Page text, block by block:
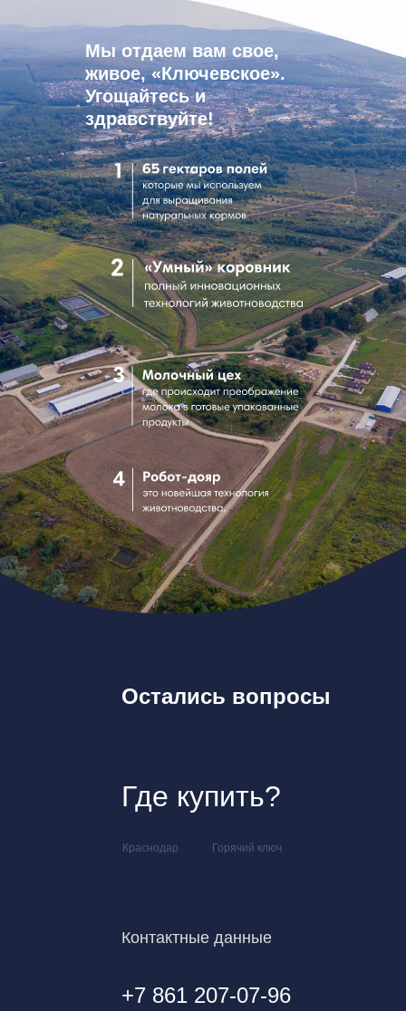
Мы отдаем вам свое,
живое, «Ключевское».
Угощайтесь и
здравствуйте!
Остались вопросы
+7 861 207-07-96
Контактные данные
Где купить?
Краснодар Горячий ключ